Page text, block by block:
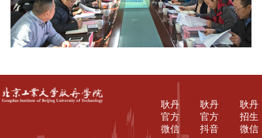
耿丹
招生
微信
耿丹
官方
抖音
耿丹
官方
微信